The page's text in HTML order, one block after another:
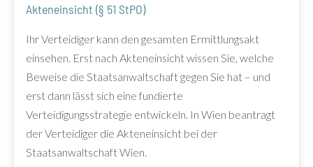
Akteneinsicht (§ 51 StPO)
Ihr Verteidiger kann den gesamten Ermittlungsakt
einsehen. Erst nach Akteneinsicht wissen Sie, welche
Beweise die Staatsanwaltschaft gegen Sie hat – und
erst dann lässt sich eine fundierte
Verteidigungsstrategie entwickeln. In Wien beantragt
der Verteidiger die Akteneinsicht bei der
Staatsanwaltschaft Wien.